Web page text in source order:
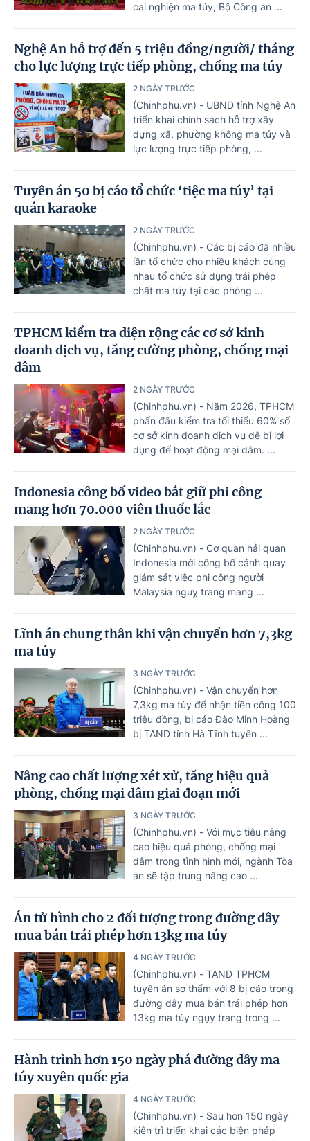
cai nghiện ma túy, Bộ Công an ...
Nghệ An hỗ trợ đến 5 triệu đồng/người/ tháng
cho lực lượng trực tiếp phòng, chống ma túy
2 NGÀY TRƯỚC
(Chinhphu.vn) - UBND tỉnh Nghệ An
triển khai chính sách hỗ trợ xây
dựng xã, phường không ma túy và
lực lượng trực tiếp phòng, ...
Tuyên án 50 bị cáo tổ chức ‘tiệc ma túy’ tại
quán karaoke
2 NGÀY TRƯỚC
(Chinhphu.vn) - Các bị cáo đã nhiều
lần tổ chức cho nhiều khách cùng
nhau tổ chức sử dụng trái phép
chất ma túy tại các phòng ...
TPHCM kiểm tra diện rộng các cơ sở kinh
doanh dịch vụ, tăng cường phòng, chống mại
dâm
2 NGÀY TRƯỚC
(Chinhphu.vn) - Năm 2026, TPHCM
phấn đấu kiểm tra tối thiểu 60% số
cơ sở kinh doanh dịch vụ dễ bị lợi
dụng để hoạt động mại dâm. ...
Indonesia công bố video bắt giữ phi công
mang hơn 70.000 viên thuốc lắc
2 NGÀY TRƯỚC
(Chinhphu.vn) - Cơ quan hải quan
Indonesia mới công bố cảnh quay
giám sát việc phi công người
Malaysia nguỵ trang mang ...
Lĩnh án chung thân khi vận chuyển hơn 7,3kg
ma túy
3 NGÀY TRƯỚC
(Chinhphu.vn) - Vận chuyển hơn
7,3kg ma túy để nhận tiền công 100
triệu đồng, bị cáo Đào Minh Hoàng
bị TAND tỉnh Hà Tĩnh tuyên ...
Nâng cao chất lượng xét xử, tăng hiệu quả
phòng, chống mại dâm giai đoạn mới
3 NGÀY TRƯỚC
(Chinhphu.vn) - Với mục tiêu nâng
cao hiệu quả phòng, chống mại
dâm trong tình hình mới, ngành Tòa
án sẽ tập trung nâng cao ...
Án tử hình cho 2 đối tượng trong đường dây
mua bán trái phép hơn 13kg ma túy
4 NGÀY TRƯỚC
(Chinhphu.vn) - TAND TPHCM
tuyên án sơ thẩm với 8 bị cáo trong
đường dây mua bán trái phép hơn
13kg ma túy ngụy trang trong ...
Hành trình hơn 150 ngày phá đường dây ma
túy xuyên quốc gia
4 NGÀY TRƯỚC
(Chinhphu.vn) - Sau hơn 150 ngày
kiên trì triển khai các biện pháp